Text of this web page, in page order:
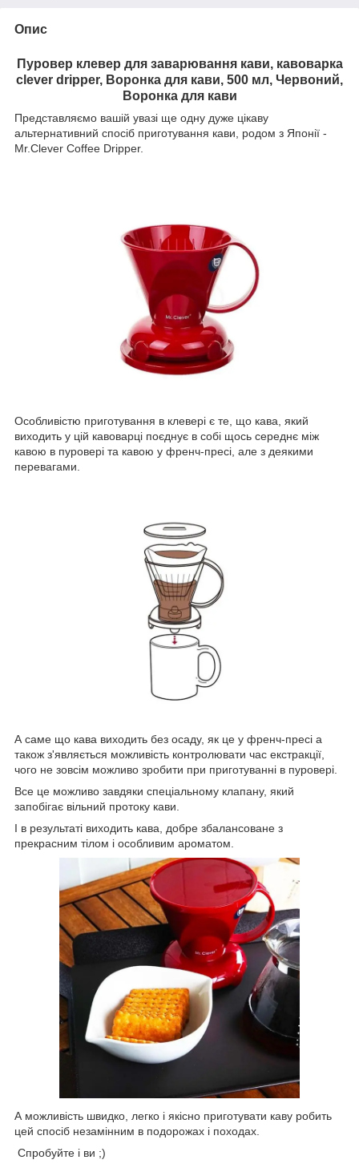
Опис
Пуровер клевер для заварювання кави, кавоварка
clever dripper, Воронка для кави, 500 мл, Червоний,
Воронка для кави
Представляємо вашій увазі ще одну дуже цікаву
альтернативний спосіб приготування кави, родом з Японії -
Mr.Clever Coffee Dripper.
Особливістю приготування в клевері є те, що кава, який
виходить у цій кавоварці поєднує в собі щось середнє між
кавою в пуровері та кавою у френч-пресі, але з деякими
перевагами.
А саме що кава виходить без осаду, як це у френч-пресі а
також з'являється можливість контролювати час екстракції,
чого не зовсім можливо зробити при приготуванні в пуровері.
Все це можливо завдяки спеціальному клапану, який
запобігає вільний протоку кави.
І в результаті виходить кава, добре збалансоване з
прекрасним тілом і особливим ароматом.
А можливість швидко, легко і якісно приготувати каву робить
цей спосіб незамінним в подорожах і походах.
Спробуйте і ви ;)